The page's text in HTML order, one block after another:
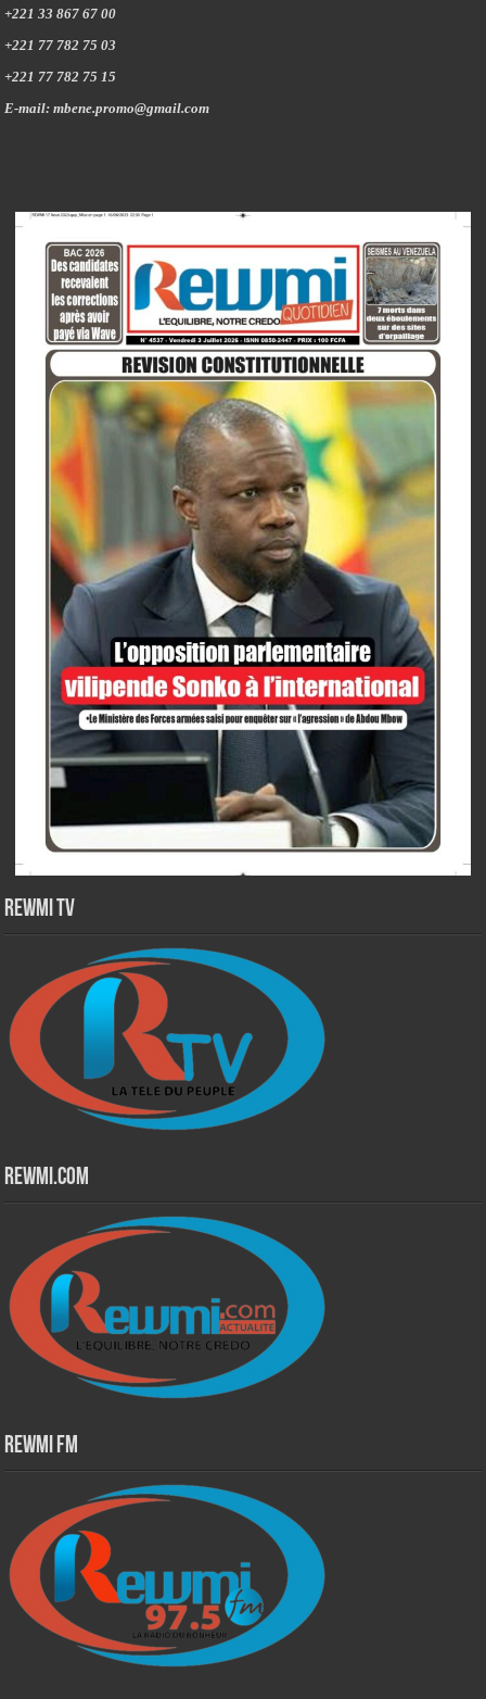
+221 33 867 67 00
+221 77 782 75 03
+221 77 782 75 15
E-mail: mbene.promo@gmail.com
Rewmi TV
Rewmi.Com
Rewmi Fm